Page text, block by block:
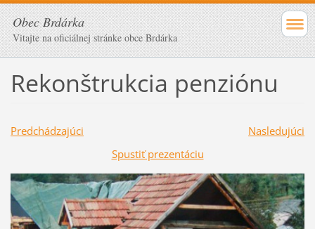
Obec Brdárka
Vitajte na oficiálnej stránke obce Brdárka
Rekonštrukcia penziónu
Predchádzajúci
Nasledujúci
Spustiť prezentáciu